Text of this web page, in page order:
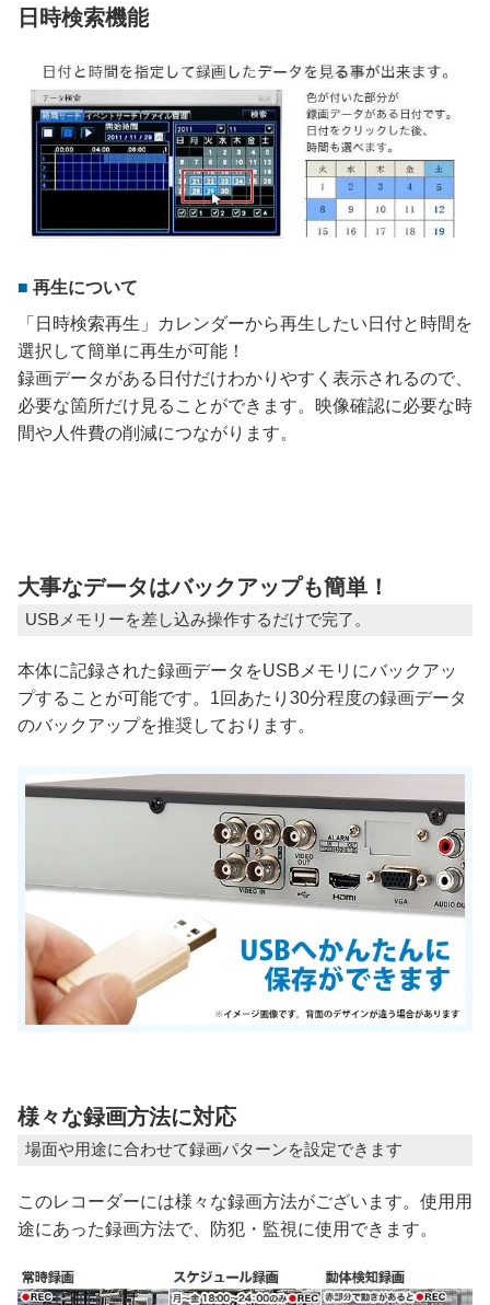
日時検索機能
再生について
「日時検索再生」カレンダーから再生したい日付と時間を
選択して簡単に再生が可能！
録画データがある日付だけわかりやすく表示されるので、
必要な箇所だけ見ることができます。映像確認に必要な時
間や人件費の削減につながります。
大事なデータはバックアップも簡単！
USBメモリーを差し込み操作するだけで完了。
本体に記録された録画データをUSBメモリにバックアッ
プすることが可能です。1回あたり30分程度の録画データ
のバックアップを推奨しております。
様々な録画方法に対応
場面や用途に合わせて録画パターンを設定できます
このレコーダーには様々な録画方法がございます。使用用
途にあった録画方法で、防犯・監視に使用できます。